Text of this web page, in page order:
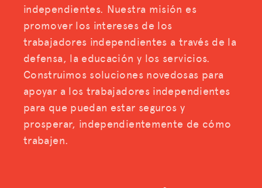
independientes. Nuestra misión es
promover los intereses de los
trabajadores independientes a través de la
defensa, la educación y los servicios.
Construimos soluciones novedosas para
apoyar a los trabajadores independientes
para que puedan estar seguros y
prosperar, independientemente de cómo
trabajen.